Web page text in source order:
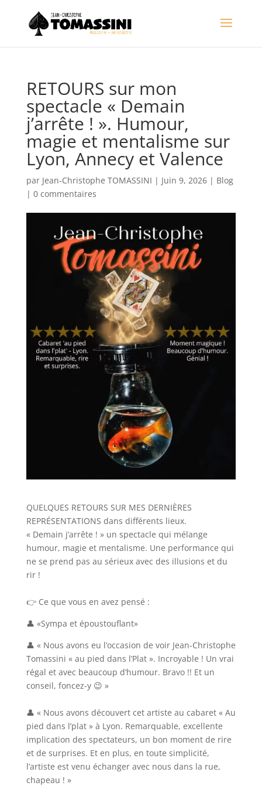
RETOURS sur mon
spectacle « Demain
j’arrête ! ». Humour,
magie et mentalisme sur
Lyon, Annecy et Valence
par Jean-Christophe TOMASSINI | Juin 9, 2026| Blog
| 0 commentaires
QUELQUES RETOURS SUR MES DERNIÈRES
REPRÉSENTATIONS dans différents lieux.
« Demain j’arrête ! » un spectacle qui mélange
humour, magie et mentalisme. Une performance qui
ne se prend pas au sérieux avec des illusions et du
rir !
👉 Ce que vous en avez pensé :
👤 «Sympa et époustouflant»
👤 « Nous avons eu l’occasion de voir Jean-Christophe
Tomassini « au pied dans l’Plat ». Incroyable ! Un vrai
régal et avec beaucoup d’humour. Bravo !! Et un
conseil, foncez-y 😉 »
👤 « Nous avons découvert cet artiste au cabaret « Au
pied dans l’plat » à Lyon. Remarquable, excellente
implication des spectateurs, un bon moment de rire
et de surprises. Et en plus, en toute simplicité,
l’artiste est venu échanger avec nous dans la rue,
chapeau ! »